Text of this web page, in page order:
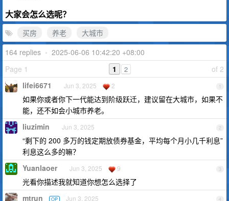
大家会怎么选呢？
买房 养老
大城市
164 replies • 2025-06-06 10:42:20 +08:00
Page 1
of 2
1 2
1
lifei6671 Jun 3, 2025 2
如果你或者你下一代能达到阶级跃迁，建议留在大城市，如果不
能，还不如会小城市养老。
2
liuzimin Jun 3, 2025
“剩下的 200 多万的钱定期放债券基金，平均每个月小几千利息”
利息这么多的嘛？
3
Yuanlaoer Jun 3, 2025 9
光看你描述我就知道你想怎么选择了
4
mtrun OP Jun 3, 2025